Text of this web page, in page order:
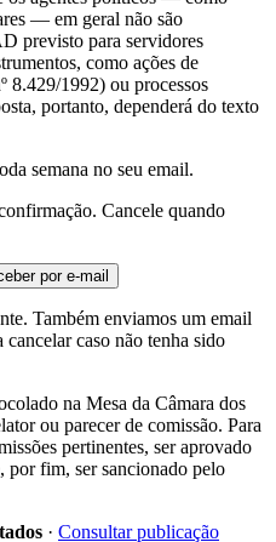
— em geral não são
previsto para servidores
como ações de
8.429/1992) ou processos
portanto, dependerá do texto
semana no seu email.
Cancele quando
por e-mail
Também enviamos um email
caso não tenha sido
na Mesa da Câmara dos
ou parecer de comissão. Para
pertinentes, ser aprovado
por fim, ser sancionado pelo
· Consultar publicação